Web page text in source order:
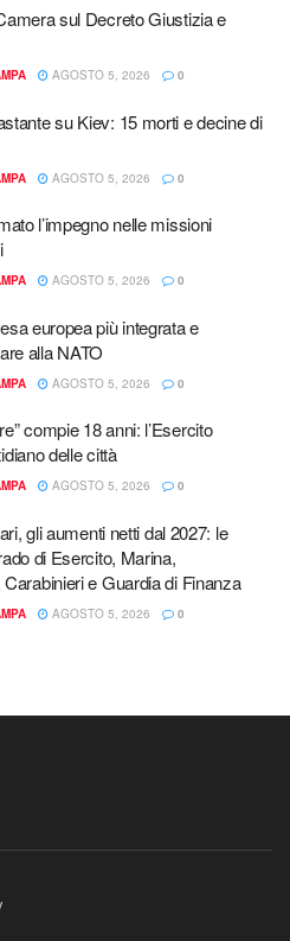
sul Decreto Giustizia e
AGOSTO 5, 2026 0
su Kiev: 15 morti e decine di
AGOSTO 5, 2026 0
l’impegno nelle missioni
AGOSTO 5, 2026 0
europea più integrata e
alla NATO
AGOSTO 5, 2026 0
compie 18 anni: l’Esercito
delle città
AGOSTO 5, 2026 0
gli aumenti netti dal 2027: le
di Esercito, Marina,
e Guardia di Finanza
AGOSTO 5, 2026 0